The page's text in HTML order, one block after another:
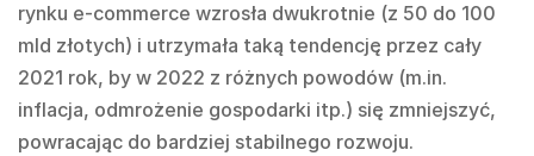
rynku e-commerce wzrosła dwukrotnie (z 50 do 100
mld złotych) i utrzymała taką tendencję przez cały
2021 rok, by w 2022 z różnych powodów (m.in.
inflacja, odmrożenie gospodarki itp.) się zmniejszyć,
powracając do bardziej stabilnego rozwoju.